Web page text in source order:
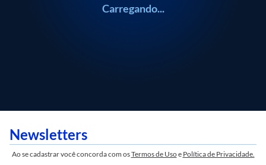
Carregando...
Newsletters
Ao se cadastrar você concorda com osTermos de Usoe Política de Privacidade.